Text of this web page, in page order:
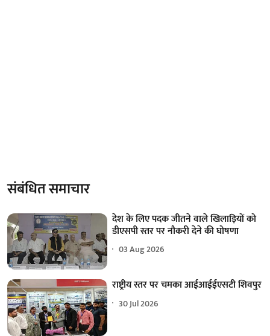
संबंधित समाचार
देश के लिए पदक जीतने वाले खिलाड़ियों को
डीएसपी स्तर पर नौकरी देने की घोषणा
03 Aug 2026
राष्ट्रीय स्तर पर चमका आईआईईएसटी शिवपुर
30 Jul 2026